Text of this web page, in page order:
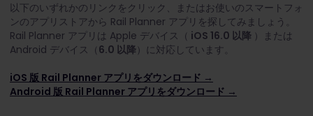
以下のいずれかのリンクをクリック、またはお使いのスマートフォ
ンのアプリストアから Rail Planner アプリを探してみましょう。
Rail Planner アプリは Apple デバイス（ iOS 16.0 以降 ）または
Android デバイス（ 6.0 以降）に対応しています。
iOS 版 Rail Planner アプリをダウンロード →
Android 版 Rail Planner アプリをダウンロード →